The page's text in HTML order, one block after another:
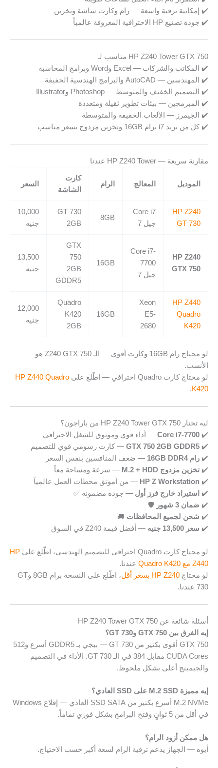
✔️ إمكانية ترقية واسعة — رام وكارت شاشة وتخزين
✔️ جودة تصنيع HP الاحترافية المعروفة عالمياً
HP Z240 Tower GTX 750 مناسب لـ
✔️ المكاتب والشركات — Excel وWord وبرامج المحاسبة
✔️ المهندسين — AutoCAD والبرامج الهندسية الخفيفة
✔️ التصميم الخفيف والمتوسط — Photoshop وIllustrator
✔️ المبرمجين — بيئات تطوير ثقيلة ومتعددة
✔️ الجيمرز — الألعاب الخفيفة والمتوسطة
✔️ كل من يريد i7 برام 16GB وتخزين مزدوج بسعر مناسب
مقارنة سريعة — HP Z240 Tower عندنا
الموديل المعالج الرام
كارت
الشاشة
السعر
HP Z240
GT 730
Core i7
جيل 7
8GB
GT 730
2GB
10,000
جنيه
HP Z240
GTX 750
Core i7-
7700
جيل 7
16GB
GTX
750
2GB
GDDR5
13,500
جنيه
HP Z440
Quadro
K420
Xeon
E5-
2680
16GB
Quadro
K420
2GB
12,000
جنيه
لو محتاج رام 16GB وكارت أقوى — الـ Z240 GTX 750 هو
الأنسب.
لو محتاج كارت Quadro احترافي — اطّلع على
HP Z440 Quadro
K420
.
ليه تختار HP Z240 Tower GTX 750 من باراجون؟
✔️
Core i7-7700 — أداء قوي وموثوق للشغل الاحترافي
✔️
GTX 750 2GB GDDR5 — كارت رسومي قوي للتصميم
✔️ رام 16GB DDR4
— ضعف المنافسين بنفس السعر
✔️تخزين مزدوج M.2 + HDD
— سرعة ومساحة معاً
✔️
HP Z Workstation — من أموثق محطات العمل عالمياً
✔️ استيراد خارج فرز أول — جودة مضمونة ✅
✔️ ضمان 3 شهور
🛡️
✔️ شحن لجميع المحافظات 🚚
✔️ سعر 13,500 جنيه — أفضل قيمة Z240 في السوق
لو محتاج كارت Quadro احترافي للتصميم الهندسي، اطّلع على
HP
Z440 مع Quadro K420
عندنا.
لو محتاج HP Z240 بسعر أقل
، اطّلع على النسخة برام 8GB وGT
730 عندنا.
أسئلة شائعة عن HP Z240 Tower GTX 750
إيه الفرق بين GTX 750 وGT 730؟
GTX 750 أقوى بكتير من GT 730 — بيجي بـ GDDR5 أسرع و512
CUDA Cores مقابل 384 في الـ GT 730. الأداء في التصميم
والجيمينج أعلى بشكل ملحوظ.
إيه مميزة M.2 SSD على SSD العادي؟
M.2 NVMe أسرع بكتير من SSD SATA العادي — إقلاع Windows
في أقل من 5 ثوانٍ وفتح البرامج بشكل فوري تماماً.
هل ممكن أزود الرام؟
أيوه — الجهاز يدعم ترقية الرام لسعة أكبر حسب الاحتياج.